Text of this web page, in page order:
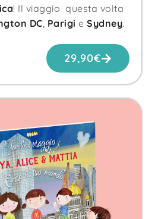
! Il viaggio questa volta
DC Parigi e Sydney.
29,90€